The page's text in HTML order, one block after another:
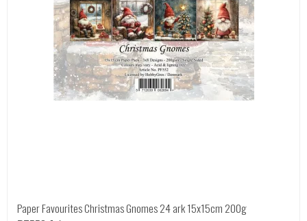
Paper Favourites Christmas Gnomes 24 ark 15x15cm 200g